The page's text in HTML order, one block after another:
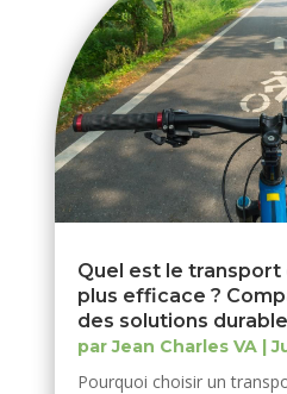
Quel est le
plus efficace ?
des solutions
parJean Charles VA|
Pourquoi choisir un